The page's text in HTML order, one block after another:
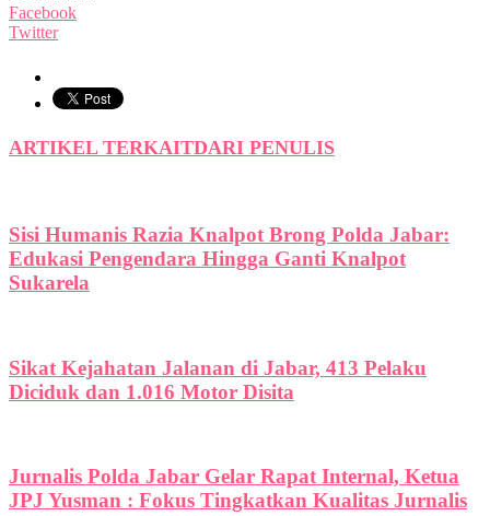
Facebook
Twitter
ARTIKEL TERKAITDARI PENULIS
Sisi Humanis Razia Knalpot Brong Polda Jabar:
Edukasi Pengendara Hingga Ganti Knalpot
Sukarela
Sikat Kejahatan Jalanan di Jabar, 413 Pelaku
Diciduk dan 1.016 Motor Disita
Jurnalis Polda Jabar Gelar Rapat Internal, Ketua
JPJ Yusman : Fokus Tingkatkan Kualitas Jurnalis